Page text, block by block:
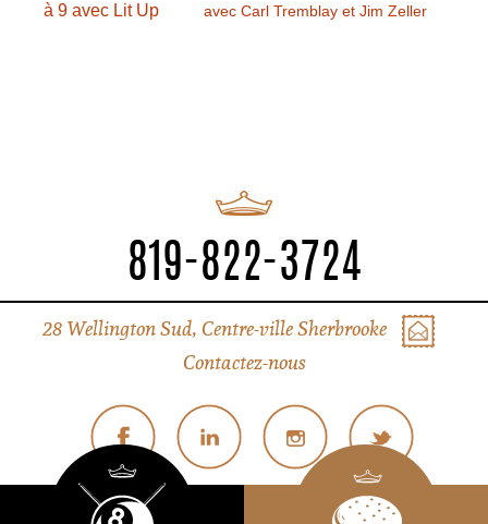
à 9 avec Lit Up
avec Carl Tremblay et Jim Zeller
819-822-3724
28 Wellington Sud, Centre-ville Sherbrooke
Contactez-nous